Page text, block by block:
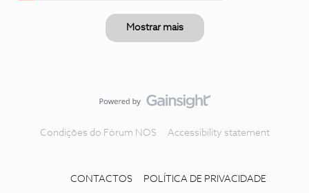
Mostrar mais
Condições do Fórum NOS Accessibility statement
CONTACTOS POLÍTICA DE PRIVACIDADE